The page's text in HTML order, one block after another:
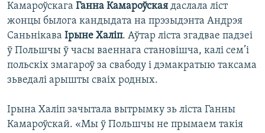
Камароўскага Ганна Камароўская даслала ліст
жонцы былога кандыдата на прэзыдэнта Андрэя
Саньнікава Ірыне Халіп. Аўтар ліста згадвае падзеі
ў Польшчы ў часы ваеннага становішча, калі сем’і
польскіх змагароў за свабоду і дэмакратыю таксама
зьведалі арышты сваіх родных.
Ірына Халіп зачытала вытрымку зь ліста Ганны
Камароўскай. «Мы ў Польшчы не прымаем такія